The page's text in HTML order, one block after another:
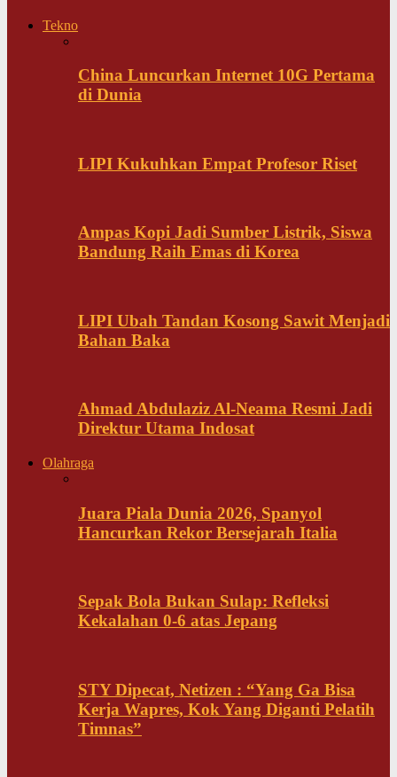
Tekno
China Luncurkan Internet 10G Pertama
di Dunia
LIPI Kukuhkan Empat Profesor Riset
Ampas Kopi Jadi Sumber Listrik, Siswa
Bandung Raih Emas di Korea
LIPI Ubah Tandan Kosong Sawit Menjadi
Bahan Baka
Ahmad Abdulaziz Al-Neama Resmi Jadi
Direktur Utama Indosat
Olahraga
Juara Piala Dunia 2026, Spanyol
Hancurkan Rekor Bersejarah Italia
Sepak Bola Bukan Sulap: Refleksi
Kekalahan 0-6 atas Jepang
STY Dipecat, Netizen : “Yang Ga Bisa
Kerja Wapres, Kok Yang Diganti Pelatih
Timnas”